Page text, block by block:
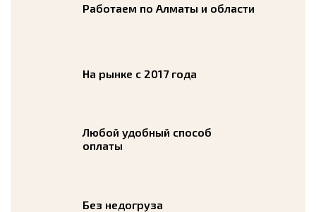
Работаем по Алматы и области
На рынке с 2017 года
Любой удобный способ
оплаты
Без недогруза